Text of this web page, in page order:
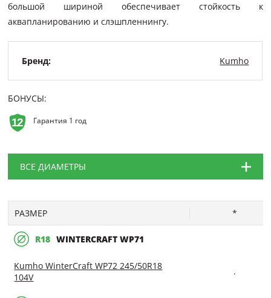
большой шириной обеспечивает стойкость к
аквапланированию и слэшпленнингу.
Бренд: Kumho
БОНУСЫ:
Гарантия 1 год
ВСЕ ДИАМЕТРЫ
РАЗМЕР *
R18 WINTERCRAFT WP71
Kumho WinterCraft WP72 245/50R18
104V
.